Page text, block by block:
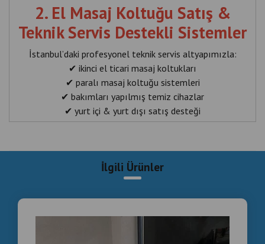
2. El Masaj Koltuğu Satış &
Teknik Servis Destekli Sistemler
İstanbul’daki profesyonel teknik servis altyapımızla:
✔ ikinci el ticari masaj koltukları
✔ paralı masaj koltuğu sistemleri
✔ bakımları yapılmış temiz cihazlar
✔ yurt içi & yurt dışı satış desteği
✔ AVM işletmeleri
✔ Güzellik merkezleri
✔ Oteller
İlgili Ürünler